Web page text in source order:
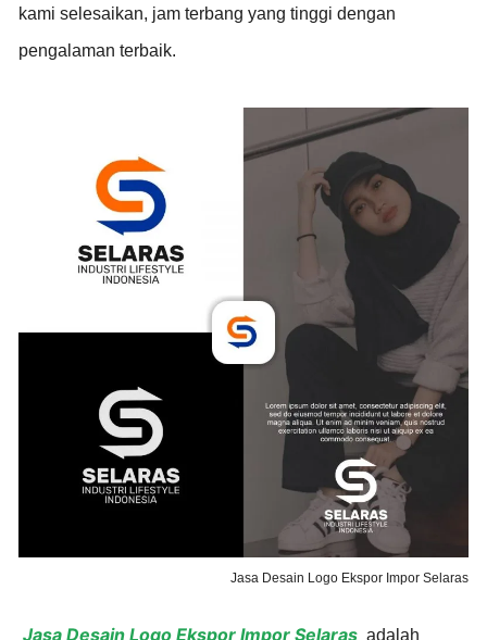
kami selesaikan, jam terbang yang tinggi dengan
pengalaman terbaik.
Jasa Desain Logo Ekspor Impor Selaras
Jasa Desain Logo Ekspor Impor Selaras adalah